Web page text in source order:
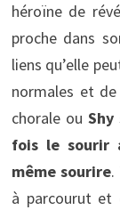
héroïne de
proche dans
liens qu’elle
normales et
chorale ou
fois le sourir
même sourire.
à parcourut et